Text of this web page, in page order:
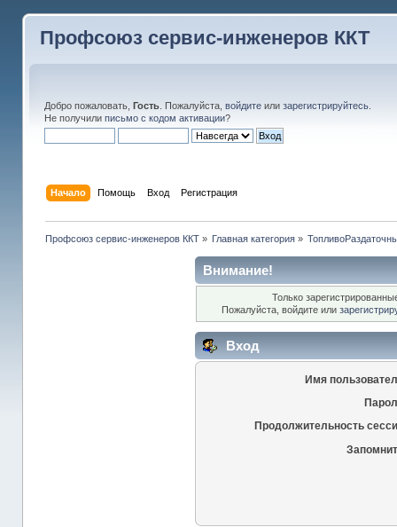
Профсоюз сервис-инженеров ККТ
Добро пожаловать, Гость. Пожалуйста, войдитеили зарегистрируйтесь.
Не получили письмо с кодом активации?
Начало Помощь Вход Регистрация
Профсоюз сервис-инженеров ККТ» Главная категория »
Внимание!
Только
Пожалуйста, войдите или
Вход
Имя
Продолжительность